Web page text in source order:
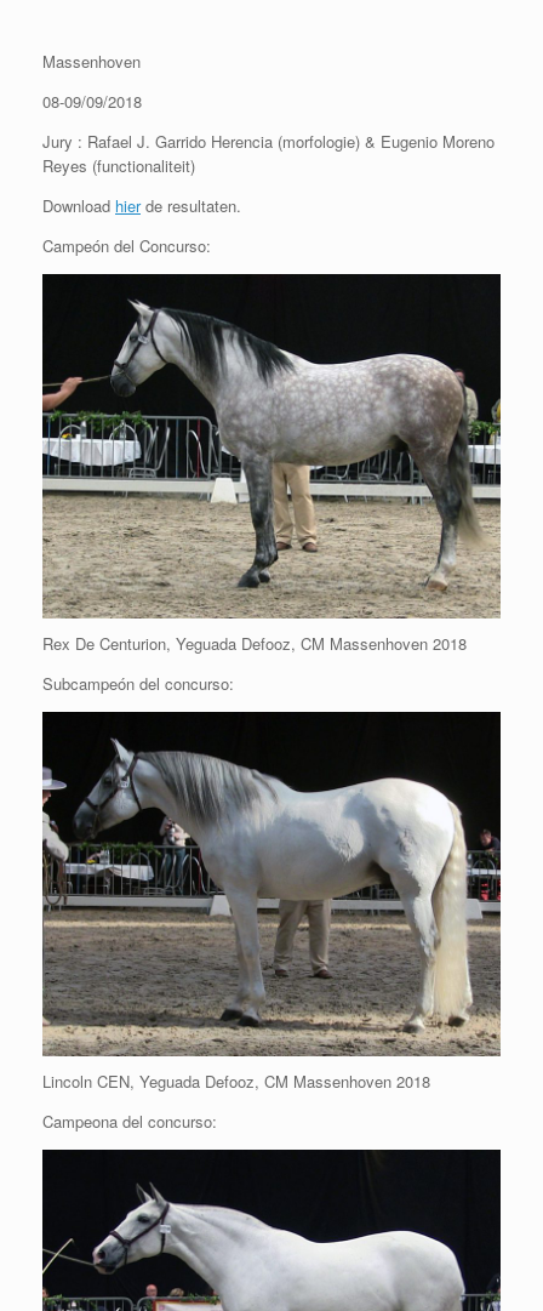
Massenhoven
08-09/09/2018
Jury : Rafael J. Garrido Herencia (morfologie) & Eugenio Moreno
Reyes (functionaliteit)
Download hierde resultaten.
Campeón del Concurso:
Rex De Centurion, Yeguada Defooz, CM Massenhoven 2018
Subcampeón del concurso:
Lincoln CEN, Yeguada Defooz, CM Massenhoven 2018
Campeona del concurso: